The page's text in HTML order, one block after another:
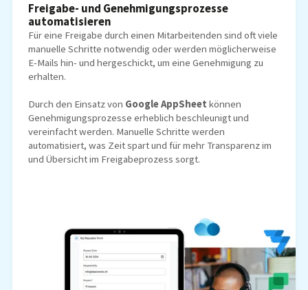
Freigabe- und Genehmigungsprozesse
automatisieren
Für eine Freigabe durch einen Mitarbeitenden sind oft viele
manuelle Schritte notwendig oder werden möglicherweise
E-Mails hin- und hergeschickt, um eine Genehmigung zu
erhalten.
Durch den Einsatz von Google AppSheet können
Genehmigungsprozesse erheblich beschleunigt und
vereinfacht werden. Manuelle Schritte werden
automatisiert, was Zeit spart und für mehr Transparenz im
und Übersicht im Freigabeprozess sorgt.